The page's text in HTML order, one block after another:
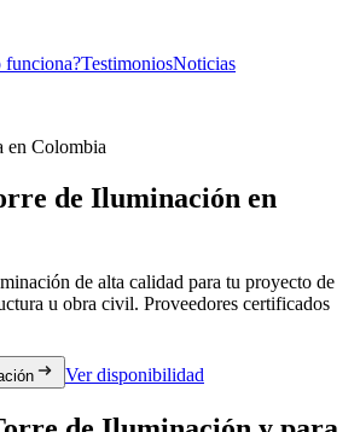
funciona?TestimoniosNoticias
en Colombia
de Iluminación en
de alta calidad para tu proyecto de
u obra civil. Proveedores certificados
Ver disponibilidad